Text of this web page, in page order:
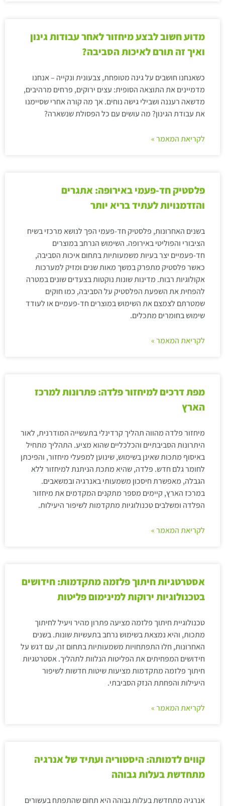
מדוע חשוב לבצע מיחזור לאחר עבודות גינון
ואיך זה תורם לאיכות הסביבה?
כשאנחנו חושבים על גינה מטופחת, צבעונית ונקייה – אנחנו
מדמיינים את התוצאה הסופית: עצים ירוקים, פרחים מרהיבים,
מדשאה רעננה ושבילי גישה נוחים. אך מה קורה אחרי שסיימנו
את עבודת הגינון? מה עושים עם כל הפסולת שנשארה?
לקריאת המאמר »
פלסטיק חד-פעמי באירופה: אתגרים
והזדמנויות לעתיד בריא יותר
בשנים האחרונות, פלסטיק חד-פעמי הפך לנושא מרכזי בשיח
הציבורי והפוליטי באירופה. השימוש הנרחב במוצרים
חד-פעמיים יצר בעיות משמעותיות בתחום איכות הסביבה,
כאשר פלסטיק מתפרק במשך מאות שנים ומזיק למערכות
אקולוגיות רבות. מדינות שונות נוקטות בצעדים שונים במטרה
להפחית את השפעת הפלסטיק על הסביבה, כמו חוקים
שמטרתם לצמצם את השימוש במוצרים חד-פעמיים או לעודד
שימוש בחומרים מתכלים.
לקריאת המאמר »
מפת דרכים למיחזור פלדה: פתרונות למרכז
הארץ
מיחזור פלדה מהווה תהליך קרדינלי בתעשייה המודרנית, לאור
היתרונות הסביבתיים והכלכליים שהוא מציע. התהליך מתחיל
באיסוף מתכות שאינן בשימוש, שינוען למפעלי מיחזור, והפיכתן
לחומר גלם חדש. פלדה, שהיא מתכת הניתנת למיחזור ללא
הגבלה, מאפשרת חיסכון משמעותי באנרגיה ובמשאבים.
במרכז הארץ, קיימים מספר מתקנים המקדמים את מיחזור
הפלדה ומשלבים טכנולוגיות מתקדמות לשיפור היעילות.
לקריאת המאמר »
אסטרטגיות חיתוך פלזמה מתקדמות: חידושים
בטכנולוגיות ירוקות למינימום פליטות
טכנולוגיית חיתוך פלזמה מציעה פתרון מהיר ויעיל לחיתוך
מתכות, והיא נמצאת בשימוש נרחב בתעשיות שונות. בשנים
האחרונות, חלו התפתחויות משמעותיות בתחום זה, עם דגש על
חידושים המפחיתים את הפליטות הנלוות לתהליך. אסטרטגיות
חיתוך פלזמה מתקדמות מציעות שיטות חדשות לשיפור
היעילות והפחתת הנזק הסביבתי.
לקריאת המאמר »
קווים לדמותה: היסטוריה ועתיד של אנרגיה
מתחדשת בעלות גבוהה
אנרגיה מתחדשת בעלות גבוהה היא תחום שהתפתח בעשורים